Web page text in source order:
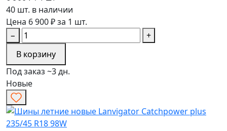
40 шт. в наличии
Цена 6 900 ₽ за 1 шт.
−
+
В корзину
Под заказ ~3 дн.
Новые